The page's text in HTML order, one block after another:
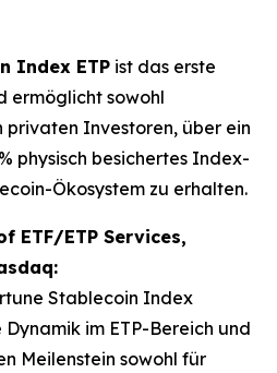
Index ETP ist das erste
ermöglicht sowohl
privaten Investoren, über ein
physisch besichertes Index-
Ökosystem zu erhalten.
ETF/ETP Services,
Stablecoin Index
im ETP-Bereich und
Meilenstein sowohl für